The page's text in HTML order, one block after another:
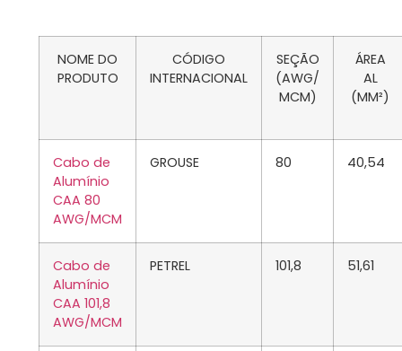
NOME DO
PRODUTO
CÓDIGO
INTERNACIONAL
SEÇÃO
(AWG/
MCM)
ÁREA
AL
(MM²)
Cabo de
Alumínio
CAA 80
AWG/MCM
GROUSE 80 40,54
Cabo de
Alumínio
CAA 101,8
AWG/MCM
PETREL 101,8 51,61